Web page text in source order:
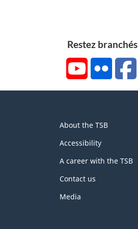
Restez branchés
YouTubeFlickr
this
site
About the TSB
Accessibility
A career with the TSB
Contact us
Media